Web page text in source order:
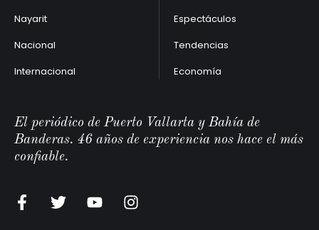
Nayarit
Nacional
Internacional
Espectáculos
Tendencias
Economía
El periódico de Puerto Vallarta y Bahía de
Banderas. 46 años de experiencia nos hace el más
confiable.